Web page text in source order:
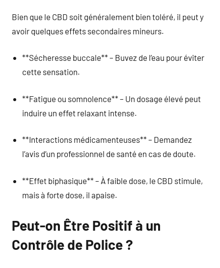
Bien que le CBD soit généralement bien toléré, il peut y
avoir quelques effets secondaires mineurs.
**Sécheresse buccale** – Buvez de l’eau pour éviter
cette sensation.
**Fatigue ou somnolence** – Un dosage élevé peut
induire un effet relaxant intense.
**Interactions médicamenteuses** – Demandez
l’avis d’un professionnel de santé en cas de doute.
**Effet biphasique** – À faible dose, le CBD stimule,
mais à forte dose, il apaise.
Peut-on Être Positif à un
Contrôle de Police ?